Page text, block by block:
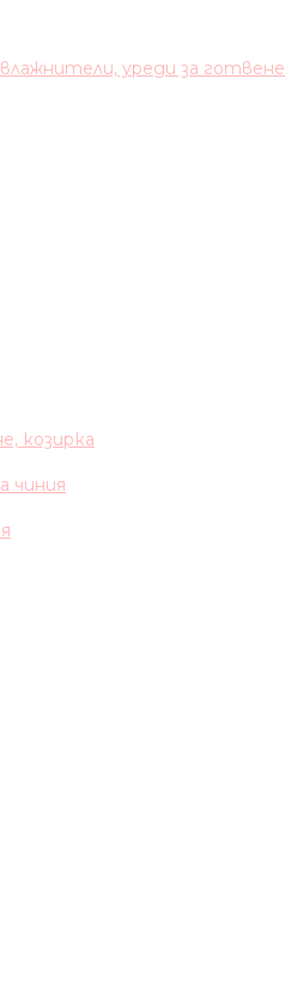
уреди за готвене
козирка
чиния